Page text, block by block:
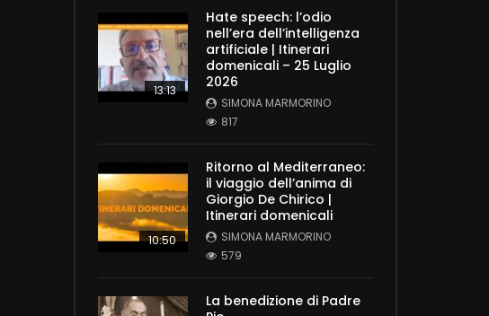
13:13
Hate speech: l’odio
nell’era dell’intelligenza
artificiale | Itinerari
domenicali – 25 Luglio
2026
SIMONA MARMORINO
817
10:50
Ritorno al Mediterraneo:
il viaggio dell’anima di
Giorgio De Chirico |
Itinerari domenicali
SIMONA MARMORINO
579
La benedizione di Padre